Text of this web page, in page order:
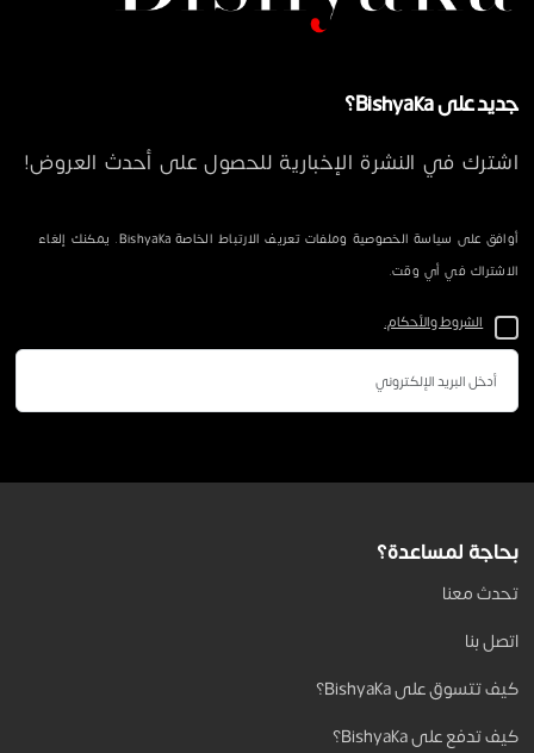
جديد على Bishyaka؟
اشترك في النشرة الإخبارية للحصول على أحدث العروض!
أوافق على سياسة الخصوصية وملفات تعريف الارتباط الخاصة Bishyaka. يمكنك إلغاء
الاشتراك في أي وقت.
الشروط والأحكام.
بحاجة لمساعدة؟
تحدث معنا
اتصل بنا
كيف تتسوق على Bishyaka؟
كيف تدفع على Bishyaka؟